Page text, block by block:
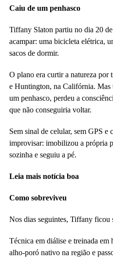
Caiu de um penhasco
Tiffany Slaton partiu no dia 20
acampar: uma bicicleta elétrica,
sacos de dormir.
O plano era curtir a natureza por
e Huntington, na Califórnia. Mas
um penhasco, perdeu a
que não conseguiria voltar.
Sem sinal de celular, sem GPS e
improvisar: imobilizou a própria
sozinha e seguiu a pé.
Leia mais notícia boa
Como sobreviveu
Nos dias seguintes, Tiffany ficou
Técnica em diálise e treinada
alho-poró nativo na região e